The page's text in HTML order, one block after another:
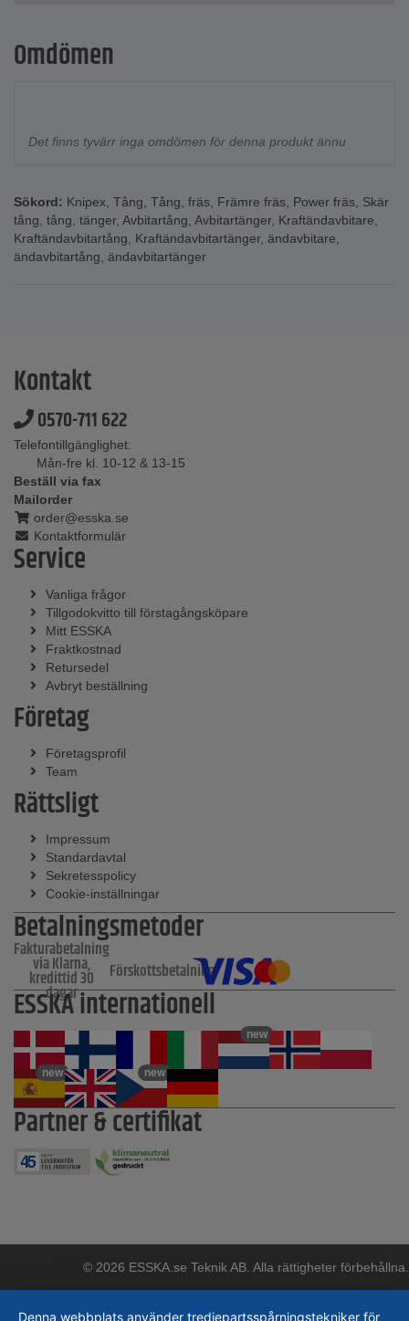
Omdömen
Det finns tyvärr inga omdömen för denna produkt ännu
Sökord: Knipex, Tång, Tång, fräs, Främre fräs, Power fräs, Skär
tång, tång, tänger, Avbitartång, Avbitartänger, Kraftändavbitare,
Kraftändavbitartång, Kraftändavbitartänger, ändavbitare,
ändavbitartång, ändavbitartänger
Kontakt
0570-711 622
Telefontillgänglighet:
Mån-fre kl. 10-12 & 13-15
Beställ via fax
Mailorder
order@esska.se
Kontaktformulär
Service
Vanliga frågor
Tillgodokvitto till förstagångsköpare
Mitt ESSKA
Fraktkostnad
Retursedel
Avbryt beställning
Företag
Företagsprofil
Team
Rättsligt
Impressum
Standardavtal
Sekretesspolicy
Cookie-inställningar
Betalningsmetoder
Fakturabetalning
via Klarna,
kredittid 30
dagar
Förskottsbetalning
ESSKA internationell
new
new new
Partner & certifikat
© 2026 ESSKA.se Teknik AB. Alla rättigheter förbehållna.
Denna webbplats använder tredjepartsspårningstekniker för